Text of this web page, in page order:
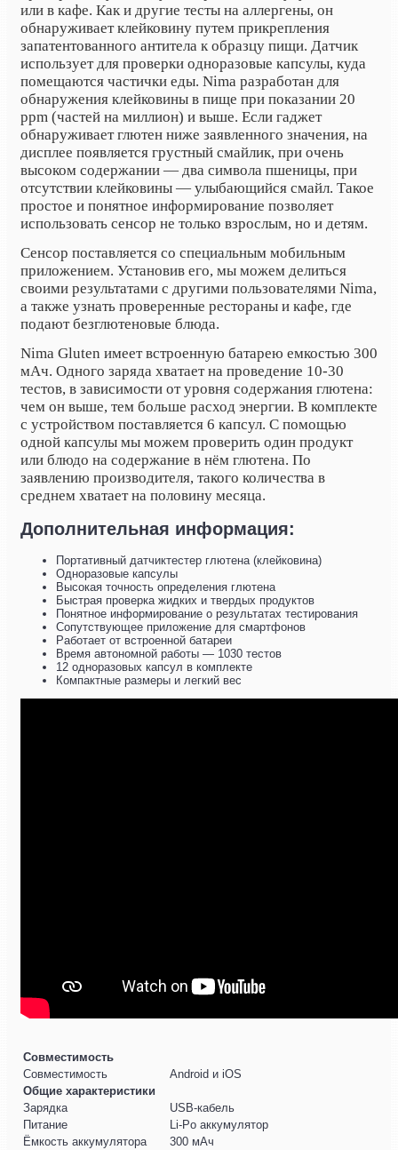
или в кафе. Как и другие тесты на аллергены, он
обнаруживает клейковину путем прикрепления
запатентованного антитела к образцу пищи. Датчик
использует для проверки одноразовые капсулы, куда
помещаются частички еды. Nima разработан для
обнаружения клейковины в пище при показании 20
ppm (частей на миллион) и выше. Если гаджет
обнаруживает глютен ниже заявленного значения, на
дисплее появляется грустный смайлик, при очень
высоком содержании — два символа пшеницы, при
отсутствии клейковины — улыбающийся смайл. Такое
простое и понятное информирование позволяет
использовать сенсор не только взрослым, но и детям.
Сенсор поставляется со специальным мобильным
приложением. Установив его, мы можем делиться
своими результатами с другими пользователями Nima,
а также узнать проверенные рестораны и кафе, где
подают безглютеновые блюда.
Nima Gluten имеет встроенную батарею емкостью 300
мАч. Одного заряда хватает на проведение 10-30
тестов, в зависимости от уровня содержания глютена:
чем он выше, тем больше расход энергии. В комплекте
с устройством поставляется 6 капсул. С помощью
одной капсулы мы можем проверить один продукт
или блюдо на содержание в нём глютена. По
заявлению производителя, такого количества в
среднем хватает на половину месяца.
Дополнительная информация:
Портативный датчиктестер глютена (клейковина)
Одноразовые капсулы
Высокая точность определения глютена
Быстрая проверка жидких и твердых продуктов
Понятное информирование о результатах тестирования
Сопутствующее приложение для смартфонов
Работает от встроенной батареи
Время автономной работы — 1030 тестов
12 одноразовых капсул в комплекте
Компактные размеры и легкий вес
Совместимость
Совместимость
Android и iOS
Общие характеристики
Зарядка
USB-кабель
Питание
Li-Po аккумулятор
Ёмкость аккумулятора
300 мАч